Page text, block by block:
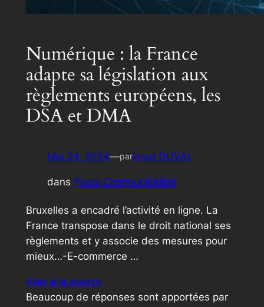
Numérique : la France
adapte sa législation aux
règlements européens, les
DSA et DMA
Mai 24, 2024—parImad DUVAL
dans Posts Communication
Bruxelles a encadré l’activité en ligne. La
France transpose dans le droit national ses
règlements et y associe des mesures pour
mieux…-E-commerce …
Aller à la source
Beaucoup de réponses sont apportées par